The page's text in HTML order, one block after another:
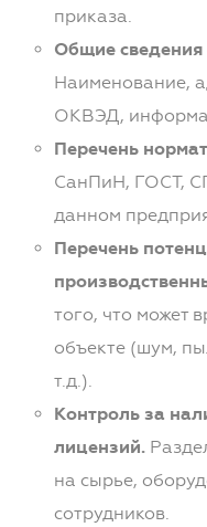
приказа.
Общие
Наименование,
ОКВЭД,
Перечень
СанПиН, ГОСТ,
данном
Перечень
того, что может
объекте (шум,
т.д.).
Контроль за
лицензий.
на сырье,
сотрудников.